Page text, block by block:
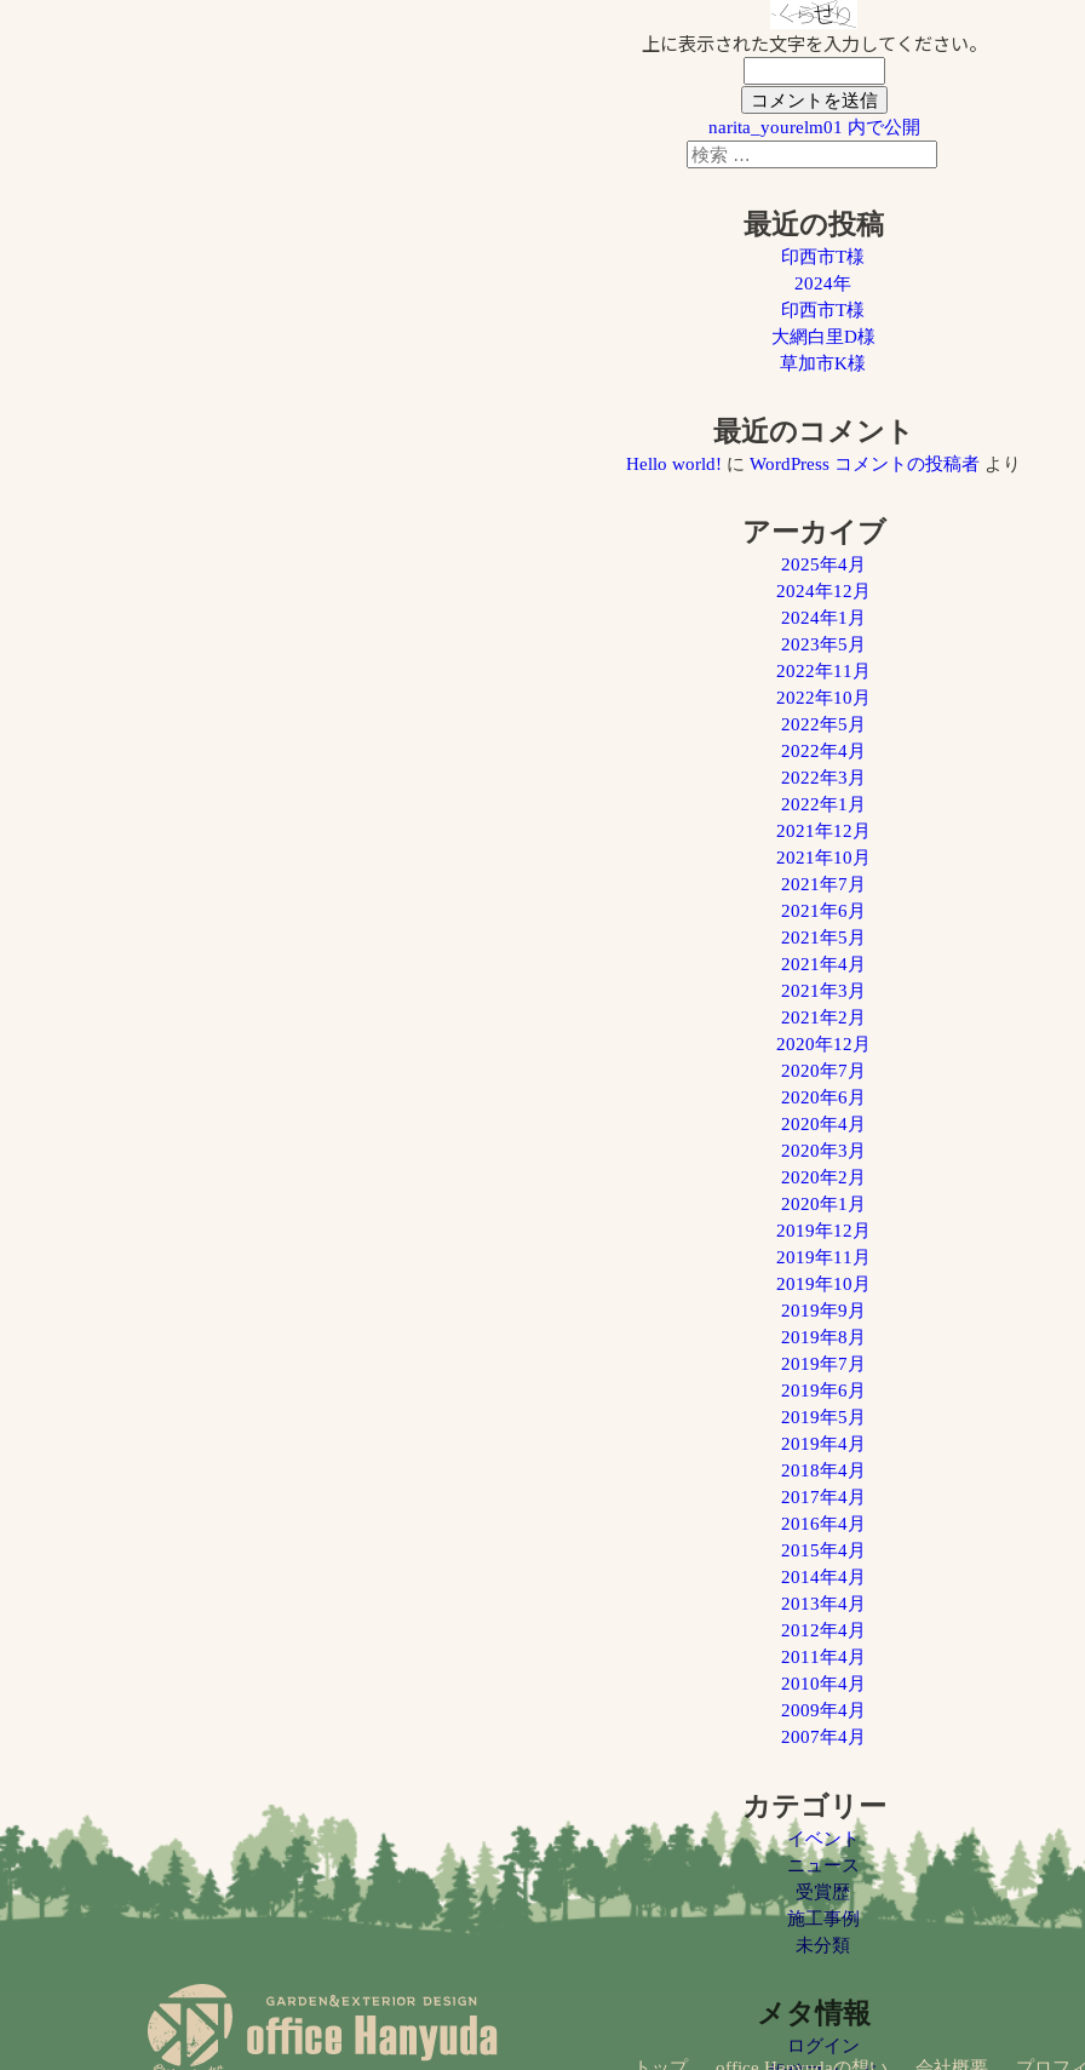
上に表示された文字を入力してください。
narita_yourelm01 内で公開
検
最近の投稿
印西市T様
2024年
印西市T様
大網白里D様
草加市K様
最近のコメント
Hello world! に WordPress コメントの投稿者より
アーカイブ
2025年4月
2024年12月
2024年1月
2023年5月
2022年11月
2022年10月
2022年5月
2022年4月
2022年3月
2022年1月
2021年12月
2021年10月
2021年7月
2021年6月
2021年5月
2021年4月
2021年3月
2021年2月
2020年12月
2020年7月
2020年6月
2020年4月
2020年3月
2020年2月
2020年1月
2019年12月
2019年11月
2019年10月
2019年9月
2019年8月
2019年7月
2019年6月
2019年5月
2019年4月
2018年4月
2017年4月
2016年4月
2015年4月
2014年4月
2013年4月
2012年4月
2011年4月
2010年4月
2009年4月
2007年4月
カテゴリー
イベント
ニュース
受賞歴
施工事例
未分類
メタ情報
ログイン